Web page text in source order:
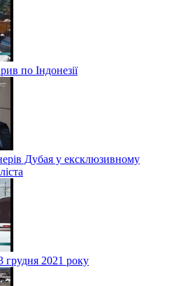
по Індонезії
Дубая у ексклюзивному
грудня 2021 року